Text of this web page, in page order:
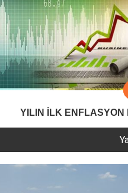
YILIN İLK